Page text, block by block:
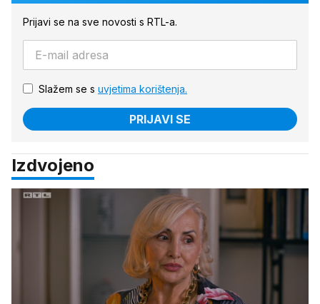
Prijavi se na sve novosti s RTL-a.
Slažem se s uvjetima korištenja.
PRIJAVI SE
Izdvojeno